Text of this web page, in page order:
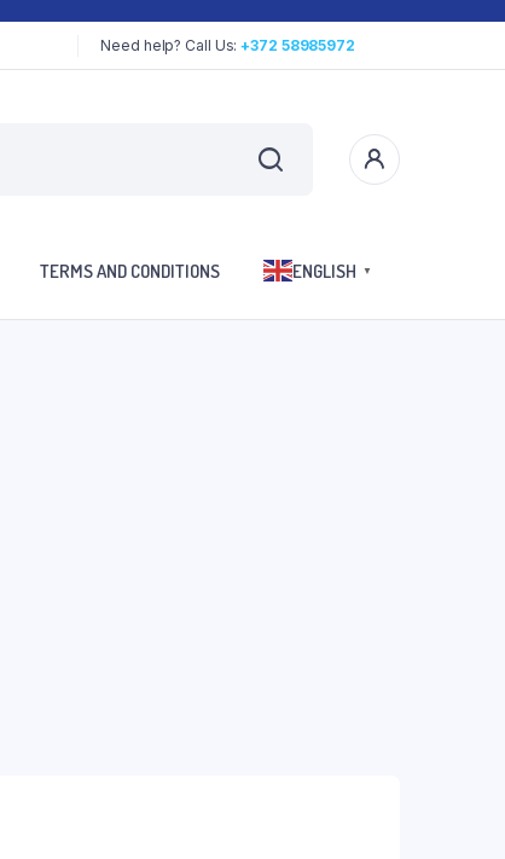
Need help? Call Us:+372 58985972
TERMS AND CONDITIONS ENGLISH ▼